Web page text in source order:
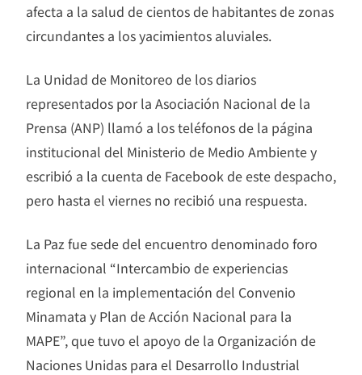
afecta a la salud de cientos de habitantes de zonas
circundantes a los yacimientos aluviales.
La Unidad de Monitoreo de los diarios
representados por la Asociación Nacional de la
Prensa (ANP) llamó a los teléfonos de la página
institucional del Ministerio de Medio Ambiente y
escribió a la cuenta de Facebook de este despacho,
pero hasta el viernes no recibió una respuesta.
La Paz fue sede del encuentro denominado foro
internacional “Intercambio de experiencias
regional en la implementación del Convenio
Minamata y Plan de Acción Nacional para la
MAPE”, que tuvo el apoyo de la Organización de
Naciones Unidas para el Desarrollo Industrial